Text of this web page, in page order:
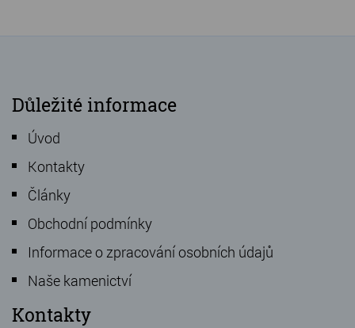
Důležité informace
Úvod
Kontakty
Články
Obchodní podmínky
Informace o zpracování osobních údajů
Naše kamenictví
Kontakty